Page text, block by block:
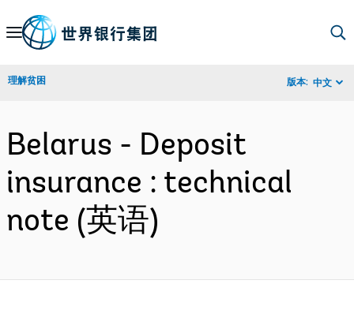
Skip
Navigation
理解贫困 版本: 中文
Belarus - Deposit
insurance : technical
note (英语)